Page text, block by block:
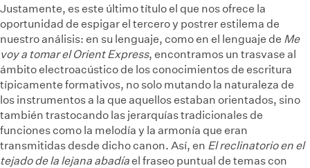
Justamente, es este último título el que nos ofrece la
oportunidad de espigar el tercero y postrer estilema de
nuestro análisis: en su lenguaje, como en el lenguaje de Me
voy a tomar el Orient Express, encontramos un trasvase al
ámbito electroacústico de los conocimientos de escritura
típicamente formativos, no solo mutando la naturaleza de
los instrumentos a la que aquellos estaban orientados, sino
también trastocando las jerarquías tradicionales de
funciones como la melodía y la armonía que eran
transmitidas desde dicho canon. Así, en El reclinatorio en el
tejado de la lejana abadíael fraseo puntual de temas con